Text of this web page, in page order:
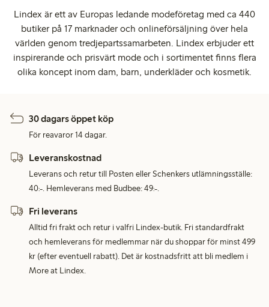
Lindex är ett av Europas ledande modeföretag med ca 440
butiker på 17 marknader och onlineförsäljning över hela
världen genom tredjepartssamarbeten. Lindex erbjuder ett
inspirerande och prisvärt mode och i sortimentet finns flera
olika koncept inom dam, barn, underkläder och kosmetik.
30 dagars öppet köp
För reavaror 14 dagar.
Leveranskostnad
Leverans och retur till Posten eller Schenkers utlämningsställe:
40:-. Hemleverans med Budbee: 49:-.
Fri leverans
Alltid fri frakt och retur i valfri Lindex-butik. Fri standardfrakt
och hemleverans för medlemmar när du shoppar för minst 499
kr (efter eventuell rabatt). Det är kostnadsfritt att bli medlem i
More at Lindex.